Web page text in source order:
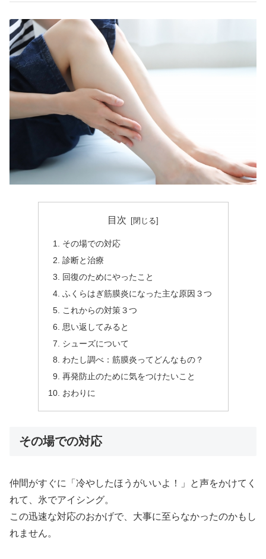
目次
その場での対応
診断と治療
回復のためにやったこと
ふくらはぎ筋膜炎になった主な原因３つ
これからの対策３つ
思い返してみると
シューズについて
わたし調べ：筋膜炎ってどんなもの？
再発防止のために気をつけたいこと
おわりに
その場での対応
仲間がすぐに「冷やしたほうがいいよ！」と声をかけてく
れて、氷でアイシング。
この迅速な対応のおかげで、大事に至らなかったのかもし
れません。